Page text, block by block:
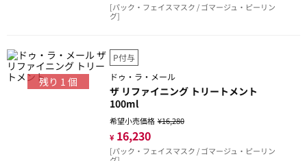
[パック・フェイスマスク / ゴマージュ・ピーリン
グ]
残り 1 個
P付与
ドゥ・ラ・メール
ザ リファイニング トリートメント
100ml
希望小売価格¥16,280
¥ 16,230
[パック・フェイスマスク / ゴマージュ・ピーリン